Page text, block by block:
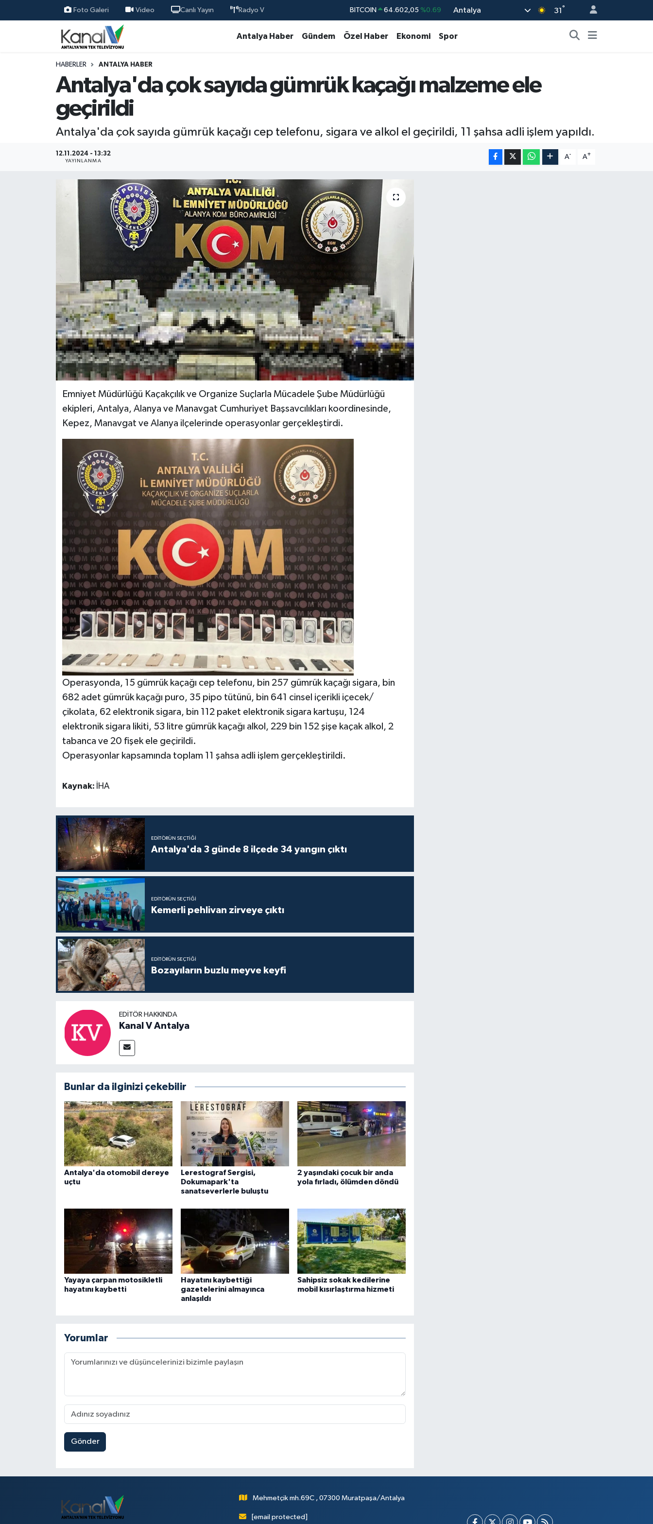
Foto Galeri Video Canlı Yayın Radyo V
EURO 55,0250 %0.02
BİST100 13.768 %48
Antalya 31 °
Antalya Haber Gündem Özel Haber Ekonomi Spor
HABERLER ANTALYA HABER
Antalya'da çok sayıda gümrük kaçağı malzeme ele
geçirildi
Antalya'da çok sayıda gümrük kaçağı cep telefonu, sigara ve alkol el geçirildi, 11 şahsa adli işlem yapıldı.
12.11.2024 - 13:32
YAYINLANMA
A- A+
Emniyet Müdürlüğü Kaçakçılık ve Organize Suçlarla Mücadele Şube Müdürlüğü
ekipleri, Antalya, Alanya ve Manavgat Cumhuriyet Başsavcılıkları koordinesinde,
Kepez, Manavgat ve Alanya ilçelerinde operasyonlar gerçekleştirdi.
Operasyonda, 15 gümrük kaçağı cep telefonu, bin 257 gümrük kaçağı sigara, bin
682 adet gümrük kaçağı puro, 35 pipo tütünü, bin 641 cinsel içerikli içecek/
çikolata, 62 elektronik sigara, bin 112 paket elektronik sigara kartuşu, 124
elektronik sigara likiti, 53 litre gümrük kaçağı alkol, 229 bin 152 şişe kaçak alkol, 2
tabanca ve 20 fişek ele geçirildi.
Operasyonlar kapsamında toplam 11 şahsa adli işlem gerçekleştirildi.
Kaynak: İHA
EDITÖRÜN SEÇTIĞI
Antalya'da 3 günde 8 ilçede 34 yangın çıktı
EDITÖRÜN SEÇTIĞI
Kemerli pehlivan zirveye çıktı
EDITÖRÜN SEÇTIĞI
Bozayıların buzlu meyve keyfi
EDITÖR HAKKINDA
Kanal V Antalya
Bunlar da ilginizi çekebilir
Antalya'da otomobil dereye
uçtu
Lerestograf Sergisi,
Dokumapark'ta
sanatseverlerle buluştu
2 yaşındaki çocuk bir anda
yola fırladı, ölümden döndü
Yayaya çarpan motosikletli
hayatını kaybetti
Hayatını kaybettiği
gazetelerini almayınca
anlaşıldı
Sahipsiz sokak kedilerine
mobil kısırlaştırma hizmeti
Yorumlar
Gönder
Mehmetçik mh.69C , 07300 Muratpaşa/Antalya
[email protected]
Ana Haber
Antalya Haber
Ekonomi
KANALV Spor
Kültür Sanat
Magazin
Öğle Bülteni
Sosyal medya
Nöbetçi Eczaneler
Hava Durumu
Trafik Durumu
Süper Lig Puan Durumu ve Fikstür
Tüm Manşetler
Son Dakika Haberleri